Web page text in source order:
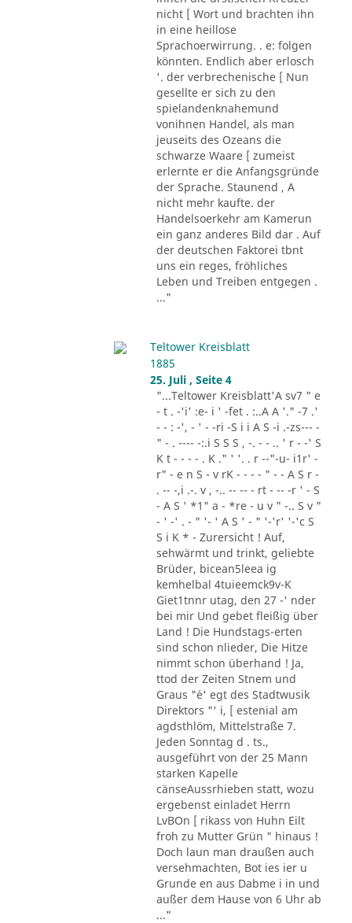
nicht [ Wort und brachten ihn
in eine heillose
Sprachoerwirrung. . e: folgen
könnten. Endlich aber erlosch
'. der verbrechenische [ Nun
gesellte er sich zu den
spielandenknahemund
vonihnen Handel, als man
jeuseits des Ozeans die
schwarze Waare [ zumeist
erlernte er die Anfangsgründe
der Sprache. Staunend , A
nicht mehr kaufte. der
Handelsoerkehr am Kamerun
ein ganz anderes Bild dar . Auf
der deutschen Faktorei tbnt
uns ein reges, fröhliches
Leben und Treiben entgegen .
..."
Teltower Kreisblatt
1885
25. Juli , Seite 4
"...Teltower Kreisblatt'A sv7 " e
- t . -'i' :e- i ' -fet . :..A A '." -7 .'
- - : -', - ' - -ri -S i i A S -i .-zs--- -
" - . ---- -:.i S S S , -. - - .. ' r - -' S
K t - - - - . K ." ' '. . r --"-u- i1r' -
r" - e n S - v rK - - - - " - - A S r -
. -- -,i .-. v , -.. -- -- - rt - -- -r ' - S
- A S ' *1" a - *re - u v " -.. S v "
- ' -' . - " '- ' A S ' - " '-'r' '-'c S
S i K * - Zurersicht ! Auf,
sehwärmt und trinkt, geliebte
Brüder, bicean5leea ig
kemhelbal 4tuieemck9v-K
Giet1tnnr utag, den 27 -' nder
bei mir Und gebet fleißig über
Land ! Die Hundstags-erten
sind schon nlieder, Die Hitze
nimmt schon überhand ! Ja,
ttod der Zeiten Stnem und
Graus "´e' egt des Stadtwusik
Direktors "' i, [ estenial am
agdsthlöm, Mittelstraße 7.
Jeden Sonntag d . ts.,
ausgeführt von der 25 Mann
starken Kapelle
cänseAussrhieben statt, wozu
ergebenst einladet Herrn
LvBOn [ rikass von Huhn Eilt
froh zu Mutter Grün " hinaus !
Doch laun man draußen auch
versehmachten, Bot ies ier u
Grunde en aus Dabme i in und
außer dem Hause von 6 Uhr ab
..."